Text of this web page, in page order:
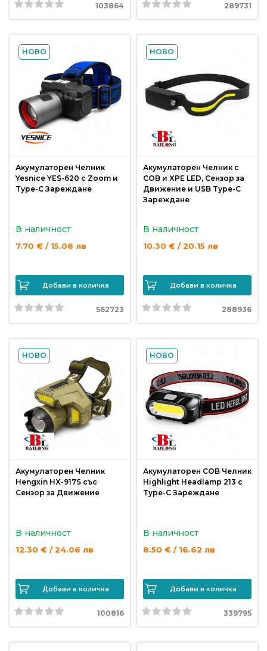
примамки
Монтажи
поводи
Плувки
риболов
риболов
Контакти
Поръчка
доставка
Връщане
рекламация
Условия
Политика
Политика
за
използване
на
103864 289731
НОВО
Акумулаторен Челник
Yesnice YES-620 с Zoom и
Type-C Зареждане
В наличност
7.70 € / 15.06 лв
Добави в количка
562723
НОВО
Акумулаторен Челник с
COB и XPE LED, Сензор за
Движение и USB Type-C
Зареждане
В наличност
10.30 € / 20.15 лв
Добави в количка
288936
НОВО
Акумулаторен Челник
Hengxin HX-917S със
Сензор за Движение
В наличност
12.30 € / 24.06 лв
Добави в количка
100816
НОВО
Акумулаторен COB Челник
Highlight Headlamp 213 с
Type-C Зареждане
В наличност
8.50 € / 16.62 лв
Добави в количка
339795